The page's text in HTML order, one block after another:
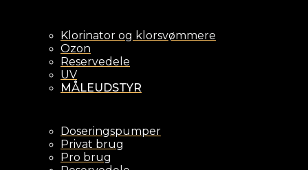
Klorinator og klorsvømmere
Ozon
Reservedele
UV
MÅLEUDSTYR
Doseringspumper
Privat brug
Pro brug